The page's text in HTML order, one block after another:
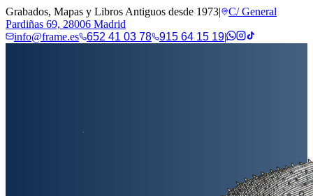
Grabados, Mapas y Libros Antiguos desde 1973|
C/ General
Pardiñas 69, 28006 Madrid
info@frame.es
652 41 03 78 915 64 15 19|